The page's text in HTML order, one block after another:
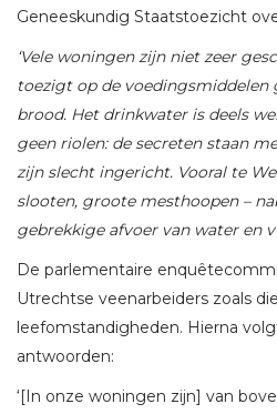
Geneeskundig Staatstoezicht
‘Vele woningen zijn niet zeer
toezigt op de voedingsmiddelen
brood. Het drinkwater is deels
geen riolen: de secreten staan
zijn slecht ingericht. Vooral te
slooten, groote mesthoopen –
gebrekkige afvoer van water en
De parlementaire
Utrechtse veenarbeiders zoals
leefomstandigheden. Hierna
antwoorden:
‘[In onze woningen zijn] van